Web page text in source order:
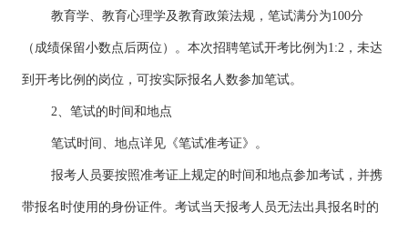
教育学、教育心理学及教育政策法规，笔试满分为100分
（成绩保留小数点后两位）。本次招聘笔试开考比例为1:2，未达
到开考比例的岗位，可按实际报名人数参加笔试。
2、笔试的时间和地点
笔试时间、地点详见《笔试准考证》。
报考人员要按照准考证上规定的时间和地点参加考试，并携
带报名时使用的身份证件。考试当天报考人员无法出具报名时的